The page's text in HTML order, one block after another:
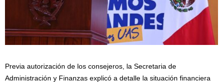
Previa autorización de los consejeros, la Secretaria de
Administración y Finanzas explicó a detalle la situación financiera